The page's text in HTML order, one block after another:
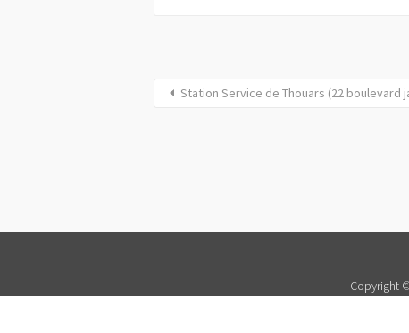
Station Service de Thouars (22 boulevard
Copyright